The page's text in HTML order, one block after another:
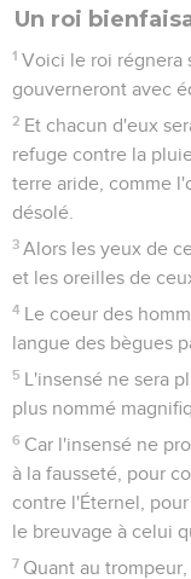
Un roi
1 Voici le roi régnera
gouverneront avec
2 Et chacun d'eux
refuge contre la
terre aride, comme
désolé.
3 Alors les yeux de
et les oreilles de
4 Le coeur des
langue des bègues
5 L'insensé ne sera
plus nommé
6 Car l'insensé ne
à la fausseté, pour
contre l'Éternel,
le breuvage à celui
7 Quant au